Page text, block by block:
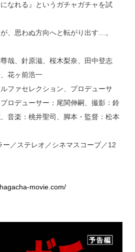
なれる』というガチャガチャを試
、思わぬ方向へと転がり出す…。
哉、針原滋、桜木梨奈、田中登志
花ヶ前浩一
ファセレクション、プロデューサ
ロデューサー：尾関伸嗣、撮影：鈴
音楽：桃井聖司、脚本・監督：松本
ー／ステレオ／シネマスコープ／12
movie.com/